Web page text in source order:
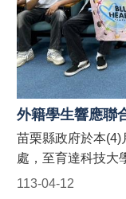
一
切
形
式
歧
視
國
際
約
籍人士宣導團到廠
受理以外籍移工、
之申請。聯絡電話
學生及其所屬學校
356950。 (三)農
介公司職員為宣導
#苗栗縣政府外籍
網 https://reurl.cc/
最前線 http://
外籍學生響應聯
113-04-12
苗栗縣政府於本(4)
處，至育達科技大
動」、「人口販運